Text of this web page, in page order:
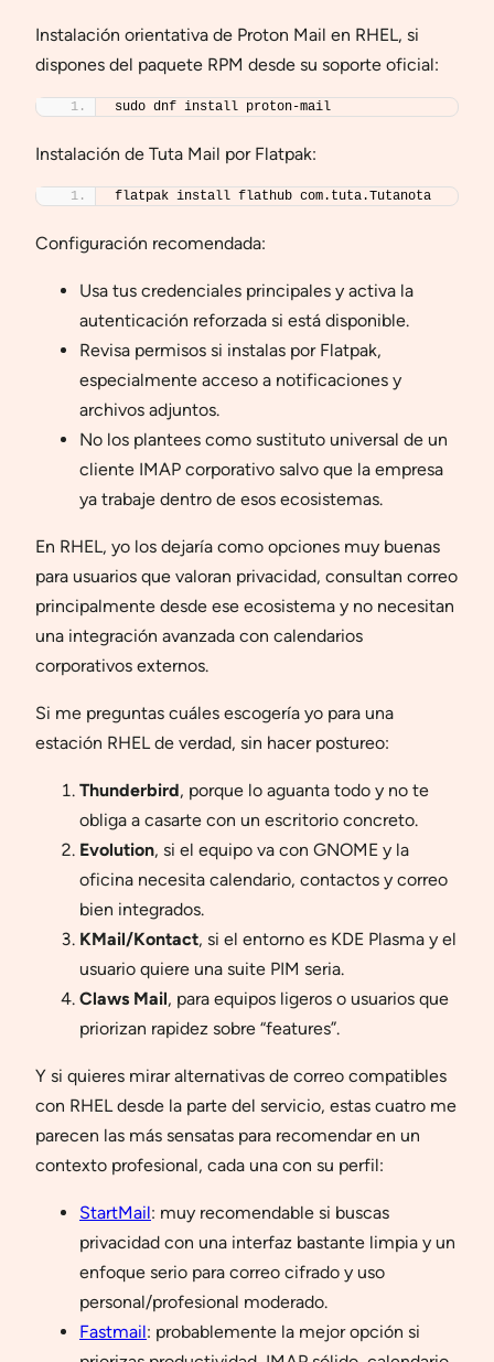
Instalación orientativa de Proton Mail en RHEL, si
dispones del paquete RPM desde su soporte oficial:
sudo dnf install proton-mail
Instalación de Tuta Mail por Flatpak:
flatpak install flathub com.tuta.Tutanota
Configuración recomendada:
Usa tus credenciales principales y activa la
autenticación reforzada si está disponible.
Revisa permisos si instalas por Flatpak,
especialmente acceso a notificaciones y
archivos adjuntos.
No los plantees como sustituto universal de un
cliente IMAP corporativo salvo que la empresa
ya trabaje dentro de esos ecosistemas.
En RHEL, yo los dejaría como opciones muy buenas
para usuarios que valoran privacidad, consultan correo
principalmente desde ese ecosistema y no necesitan
una integración avanzada con calendarios
corporativos externos.
Si me preguntas cuáles escogería yo para una
estación RHEL de verdad, sin hacer postureo:
Thunderbird, porque lo aguanta todo y no te
obliga a casarte con un escritorio concreto.
Evolution, si el equipo va con GNOME y la
oficina necesita calendario, contactos y correo
bien integrados.
KMail/Kontact, si el entorno es KDE Plasma y el
usuario quiere una suite PIM seria.
Claws Mail, para equipos ligeros o usuarios que
priorizan rapidez sobre “features”.
Y si quieres mirar alternativas de correo compatibles
con RHEL desde la parte del servicio, estas cuatro me
parecen las más sensatas para recomendar en un
contexto profesional, cada una con su perfil:
StartMail: muy recomendable si buscas
privacidad con una interfaz bastante limpia y un
enfoque serio para correo cifrado y uso
personal/profesional moderado.
Fastmail: probablemente la mejor opción si